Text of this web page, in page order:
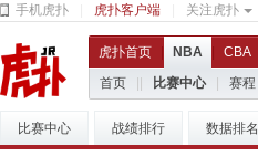
手机虎扑 虎扑客户端 关注虎扑
虎扑首页 NBA CBA
首页
比赛中心 赛程
比赛中心 战绩排行 数据排名